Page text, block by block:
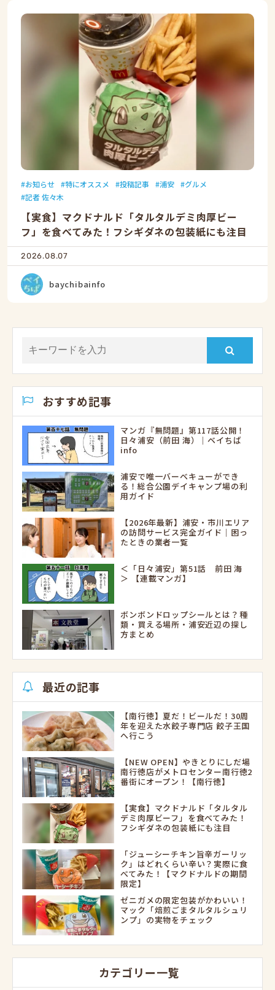
お知らせ 特にオススメ 投稿記事 浦安
グルメ
記者 佐々木
【実食】マクドナルド「タルタルデミ肉厚ビー
フ」を食べてみた！フシギダネの包装紙にも注目
2026.08.07
baychibainfo
おすすめ記事
マンガ『無問題』第117話公開！
日々浦安（前田 海）｜ベイちば
info
浦安で唯一バーベキューができ
る！総合公園デイキャンプ場の利
用ガイド
【2026年最新】浦安・市川エリア
の訪問サービス完全ガイド｜困っ
たときの業者一覧
＜「日々浦安」第51話 前田 海
＞ 【連載マンガ】
ボンボンドロップシールとは？種
類・買える場所・浦安近辺の探し
方まとめ
最近の記事
【南行徳】夏だ！ビールだ！30周
年を迎えた水餃子専門店 餃子王国
へ行こう
【NEW OPEN】やきとりにしだ場
南行徳店がメトロセンター南行徳2
番街にオープン！【南行徳】
【実食】マクドナルド「タルタル
デミ肉厚ビーフ」を食べてみた！
フシギダネの包装紙にも注目
「ジューシーチキン旨辛ガーリッ
ク」はどれくらい辛い？実際に食
べてみた！【マクドナルドの期間
限定】
ゼニガメの限定包装がかわいい！
マック「焙煎ごまタルタルシュリ
ンプ」の実物をチェック
カテゴリー一覧